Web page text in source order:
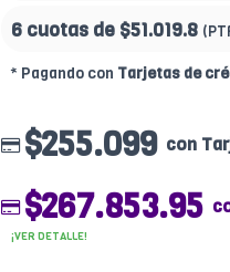
6 cuotas de $51.019.8
* Pagando con Tarjetas de
$255.099 con
$267.853.95
¡VER DETALLE!